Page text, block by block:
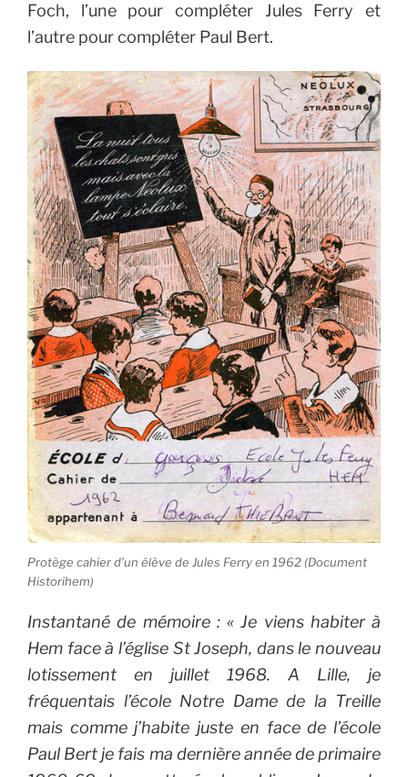
Foch, l’une pour compléter Jules Ferry et
l’autre pour compléter Paul Bert.
Protège cahier d’un élève de Jules Ferry en 1962 (Document
Historihem)
Instantané de mémoire : « Je viens habiter à
Hem face à l’église St Joseph, dans le nouveau
lotissement en juillet 1968. A Lille, je
fréquentais l’école Notre Dame de la Treille
mais comme j’habite juste en face de l’école
Paul Bert je fais ma dernière année de primaire